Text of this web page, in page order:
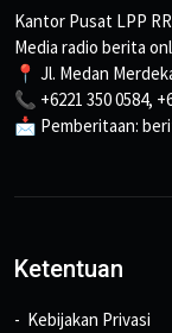
Kantor Pusat LPP
Media radio berita
📍 Jl. Medan
📞 +6221 350 0584,
📩 Pemberitaan:
Ketentuan
Kebijakan Privasi